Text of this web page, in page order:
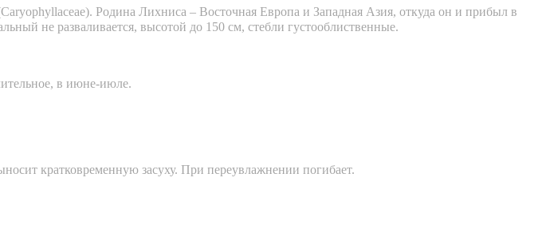
Родина Лихниса – Восточная Европа и Западная Азия, откуда он и прибыл в
не разваливается, высотой до 150 см, стебли густооблиственные.
в июне-июле.
кратковременную засуху. При переувлажнении погибает.